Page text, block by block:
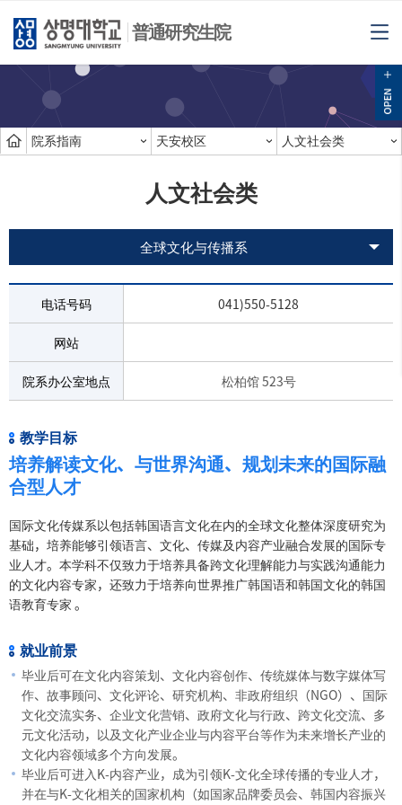
普通研究生院
院系指南 天安校区 人文社会类
人文社会类
全球文化与传播系
电话号码 041)550-5128
网站
院系办公室地点 松柏馆 523号
教学目标
培养解读文化、与世界沟通、规划未来的国际融
合型人才
国际文化传媒系以包括韩国语言文化在内的全球文化整体深度研究为
基础，培养能够引领语言、文化、传媒及内容产业融合发展的国际专
业人才。本学科不仅致力于培养具备跨文化理解能力与实践沟通能力
的文化内容专家，还致力于培养向世界推广韩国语和韩国文化的韩国
语教育专家 。
就业前景
毕业后可在文化内容策划、文化内容创作、传统媒体与数字媒体写
作、故事顾问、文化评论、研究机构、非政府组织（NGO）、国际
文化交流实务、企业文化营销、政府文化与行政、跨文化交流、多
元文化活动，以及文化产业企业与内容平台等作为未来增长产业的
文化内容领域多个方向发展。
毕业后可进入K-内容产业，成为引领K-文化全球传播的专业人才，
并在与K-文化相关的国家机构（如国家品牌委员会、韩国内容振兴